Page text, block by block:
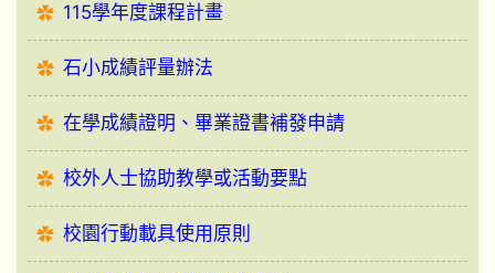
115學年度課程計畫
石小成績評量辦法
在學成績證明、畢業證書補發申請
校外人士協助教學或活動要點
校園行動載具使用原則